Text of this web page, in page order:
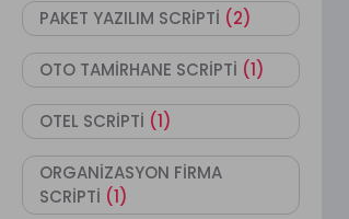
PAKET YAZILIM SCRİPTİ (2)
OTO TAMİRHANE SCRİPTİ (1)
OTEL SCRİPTİ (1)
ORGANİZASYON FİRMA
SCRİPTİ (1)